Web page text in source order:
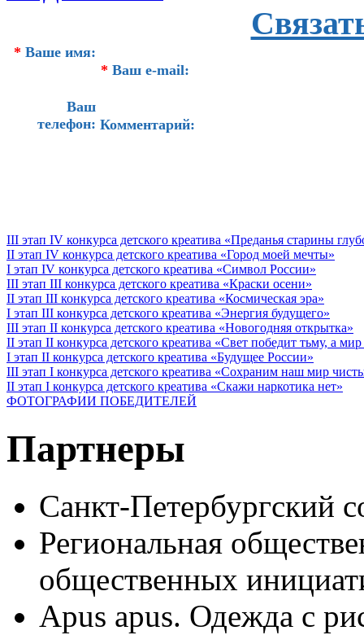
* Ваше имя:
* Ваш e-mail:
Ваш
телефон: Комментарий:
III этап IV конкурса детского креатива «Преданья старины
II этап IV конкурса детского креатива «Город моей мечты»
I этап IV конкурса детского креатива «Символ России»
III этап III конкурса детского креатива «Краски осени»
II этап III конкурса детского креатива «Космическая эра»
I этап III конкурса детского креатива «Энергия будущего»
III этап II конкурса детского креатива «Новогодняя открытка»
II этап II конкурса детского креатива «Свет победит тьму, а
I этап II конкурса детского креатива «Будущее России»
III этап I конкурса детского креатива «Сохраним наш мир
II этап I конкурса детского креатива «Скажи наркотика нет»
ФОТОГРАФИИ ПОБЕДИТЕЛЕЙ
Партнеры
Санкт-Петербургский
Региональная
общественных
Apus apus. Одежда с